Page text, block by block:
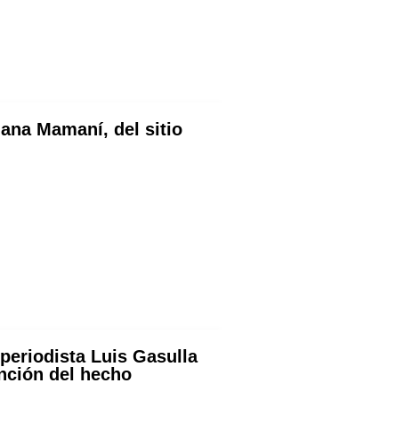
Mamaní, del sitio
Luis Gasulla
del hecho